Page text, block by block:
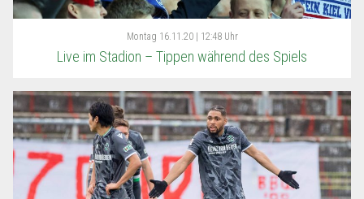
Montag 16.11.20 | 12:48 Uhr
Live im Stadion – Tippen während des Spiels